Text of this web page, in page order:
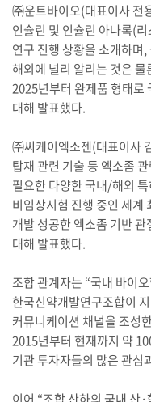
㈜운트바이오(대표이사 전
인슐린 및 인슐린 아나록(
연구 진행 상황을 소개하며
해외에 널리 알리는 것은
2025년부터 완제품 형태로
대해 발표했다.
㈜씨케이엑소젠(대표이사
탑재 관련 기술 등 엑소좀
필요한 다양한 국내/해외
비임상시험 진행 중인 세계
개발 성공한 엑소좀 기반
대해 발표했다.
조합 관계자는 “국내 바이
한국신약개발연구조합이
커뮤니케이션 채널을 조성
2015년부터 현재까지 약
기관 투자자들의 많은 관심